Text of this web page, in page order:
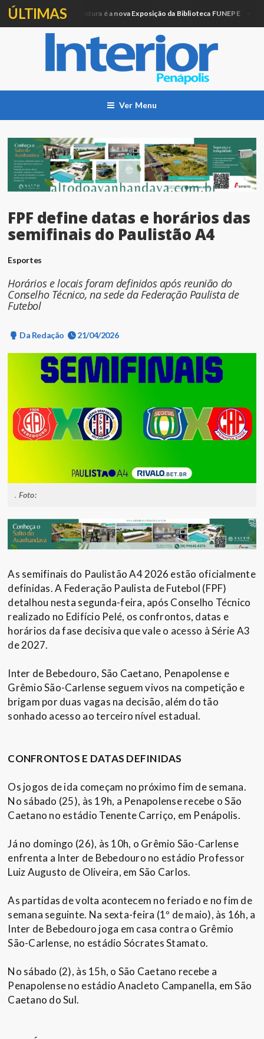
ÚLTIMAS
Artesanato e Pintura é a nova Exposição da Biblioteca FUNEPE
Ver Menu
FPF define datas e horários das
semifinais do Paulistão A4
Esportes
Horários e locais foram definidos após reunião do
Conselho Técnico, na sede da Federação Paulista de
Futebol
Da Redação 21/04/2026
. Foto:
As semifinais do Paulistão A4 2026 estão oficialmente
definidas. A Federação Paulista de Futebol (FPF)
detalhou nesta segunda-feira, após Conselho Técnico
realizado no Edifício Pelé, os confrontos, datas e
horários da fase decisiva que vale o acesso à Série A3
de 2027.
Inter de Bebedouro, São Caetano, Penapolense e
Grêmio São-Carlense seguem vivos na competição e
brigam por duas vagas na decisão, além do tão
sonhado acesso ao terceiro nível estadual.
CONFRONTOS E DATAS DEFINIDAS
Os jogos de ida começam no próximo fim de semana.
No sábado (25), às 19h, a Penapolense recebe o São
Caetano no estádio Tenente Carriço, em Penápolis.
Já no domingo (26), às 10h, o Grêmio São-Carlense
enfrenta a Inter de Bebedouro no estádio Professor
Luiz Augusto de Oliveira, em São Carlos.
As partidas de volta acontecem no feriado e no fim de
semana seguinte. Na sexta-feira (1º de maio), às 16h, a
Inter de Bebedouro joga em casa contra o Grêmio
São-Carlense, no estádio Sócrates Stamato.
No sábado (2), às 15h, o São Caetano recebe a
Penapolense no estádio Anacleto Campanella, em São
Caetano do Sul.